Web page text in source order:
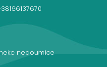
nedoumice